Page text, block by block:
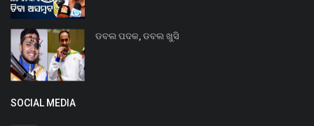
ଡବଲ ପଦକ, ଡବଲ ଖୁସି
SOCIAL MEDIA